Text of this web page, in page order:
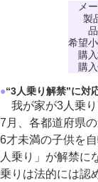
メ
製
希望
購
購
●“3人乗り解禁”に対
我が家が3人乗り
7月、各都道府県
6才未満の子供を
人乗り」が解禁に
乗りは法的には認